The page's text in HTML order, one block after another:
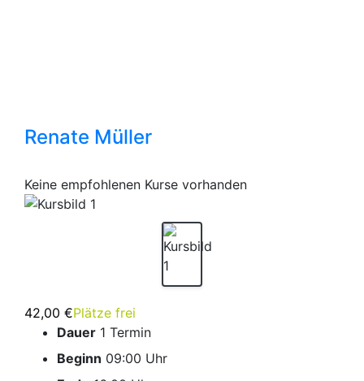
Renate Müller
Keine empfohlenen Kurse vorhanden
42,00 €Plätze frei
Dauer 1 Termin
Beginn 09:00 Uhr